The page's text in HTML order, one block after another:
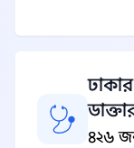
৪২৬